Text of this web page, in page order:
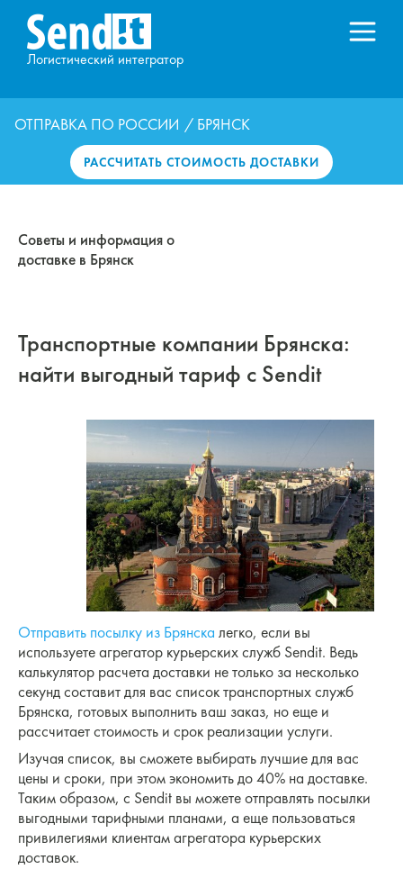
Логистический интегратор
ОТПРАВКА ПО РОССИИ / БРЯНСК
РАССЧИТАТЬ СТОИМОСТЬ ДОСТАВКИ
Советы и информация о
доставке в Брянск
Транспортные компании Брянска:
найти выгодный тариф с Sendit
Отправить посылку из Брянска легко, если вы
используете агрегатор курьерских служб Sendit. Ведь
калькулятор расчета доставки не только за несколько
секунд составит для вас список транспортных служб
Брянска, готовых выполнить ваш заказ, но еще и
рассчитает стоимость и срок реализации услуги.
Изучая список, вы сможете выбирать лучшие для вас
цены и сроки, при этом экономить до 40% на доставке.
Таким образом, с Sendit вы можете отправлять посылки
выгодными тарифными планами, а еще пользоваться
привилегиями клиентам агрегатора курьерских
доставок.